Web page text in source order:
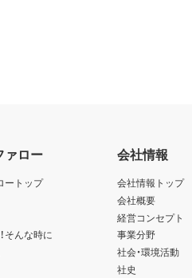
ァロー
ートップ
そんな時に
会社情報
会社情報トップ
会社概要
経営コンセプト
事業分野
社会・環境活動
社史